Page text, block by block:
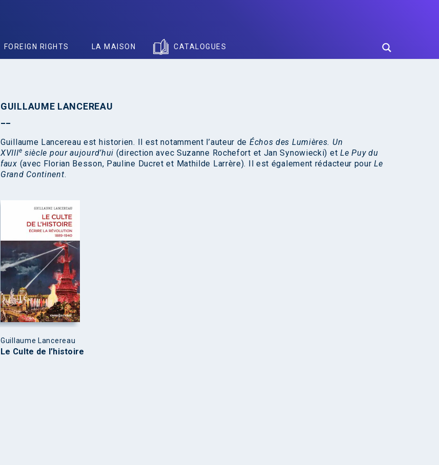
FOREIGN RIGHTS LA MAISON CATALOGUES
GUILLAUME LANCEREAU
Guillaume Lancereau est historien. Il est notamment l’auteur de Échos des Lumières. Un
XVIIIe siècle pour aujourd’hui (direction avec Suzanne Rochefort et Jan Synowiecki) et Le Puy du
faux (avec Florian Besson, Pauline Ducret et Mathilde Larrère). Il est également rédacteur pourLe
Grand Continent.
Guillaume Lancereau
Le Culte de l’histoire